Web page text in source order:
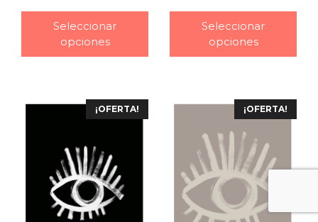
Seleccionar
opciones
Seleccionar
opciones
¡OFERTA! ¡OFERTA!